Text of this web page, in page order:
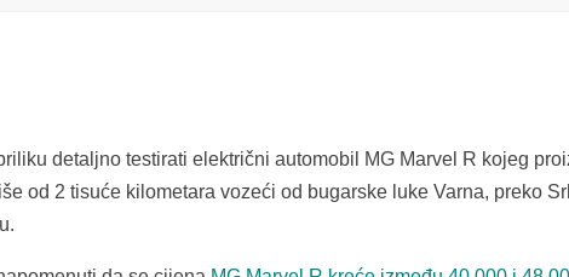
detaljno testirati električni automobil MG Marvel R kojeg
od 2 tisuće kilometara vozeći od bugarske luke Varna, preko